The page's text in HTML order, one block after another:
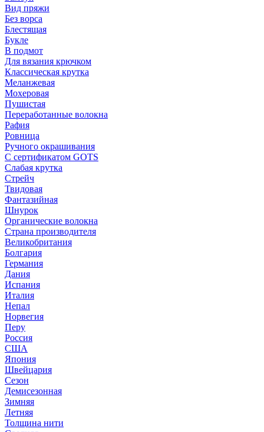
Вид пряжи
Без ворса
Блестящая
Букле
В подмот
Для вязания крючком
Классическая крутка
Меланжевая
Мохеровая
Пушистая
Переработанные волокна
Рафия
Ровница
Ручного окрашивания
С сертификатом GOTS
Слабая крутка
Стрейч
Твидовая
Фантазийная
Шнурок
Органические волокна
Страна производителя
Великобритания
Болгария
Германия
Дания
Испания
Италия
Непал
Норвегия
Перу
Россия
США
Япония
Швейцария
Сезон
Демисезонная
Зимняя
Летняя
Толщина нити